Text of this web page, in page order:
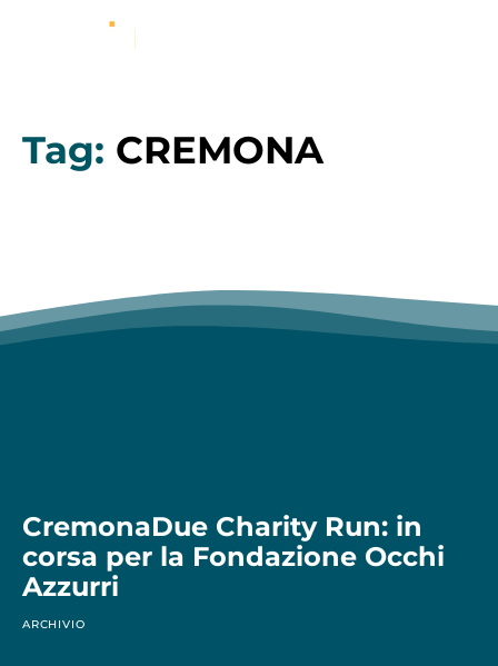
Tag: CREMONA
CremonaDue Charity Run: in
corsa per la Fondazione Occhi
Azzurri
ARCHIVIO